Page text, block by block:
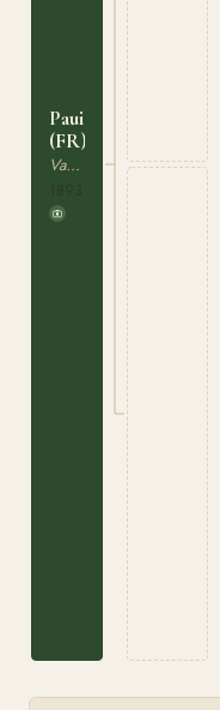
Pauillac
(FR)
Varmblodig Travhäst